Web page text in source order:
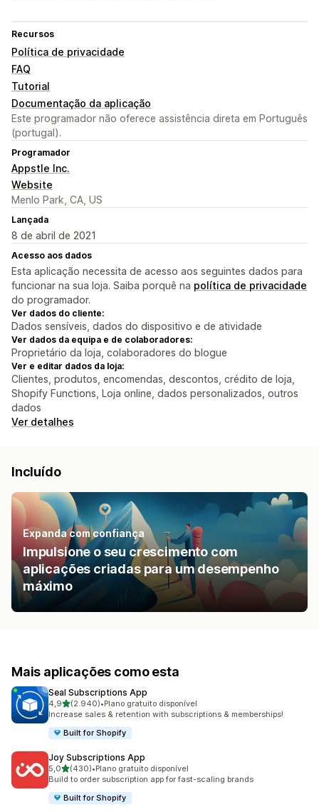
Recursos
Política de privacidade
FAQ
Tutorial
Documentação da aplicação
Este programador não oferece assistência direta em Português
(portugal).
Programador
Appstle Inc.
Website
Menlo Park, CA, US
Lançada
8 de abril de 2021
Acesso aos dados
Esta aplicação necessita de acesso aos seguintes dados para
funcionar na sua loja. Saiba porquê na política de privacidade
do programador.
Ver dados do cliente:
Dados sensíveis, dados do dispositivo e de atividade
Ver dados da equipa e de colaboradores:
Proprietário da loja, colaboradores do blogue
Ver e editar dados da loja:
Clientes, produtos, encomendas, descontos, crédito de loja,
Shopify Functions, Loja online, dados personalizados, outros
dados
Ver detalhes
Incluído
Expanda com confiança
Impulsione o seu crescimento com
aplicações criadas para um desempenho
máximo
Mais aplicações como esta
Seal Subscriptions App
4,9de 5 estrelas
(2.940)
2940 total de avaliações
•Plano gratuito disponível
Increase sales & retention with subscriptions & memberships!
Built for Shopify
Joy Subscriptions App
5,0de 5 estrelas
(430)
430 total de avaliações
•Plano gratuito disponível
Build to order subscription app for fast-scaling brands
Built for Shopify